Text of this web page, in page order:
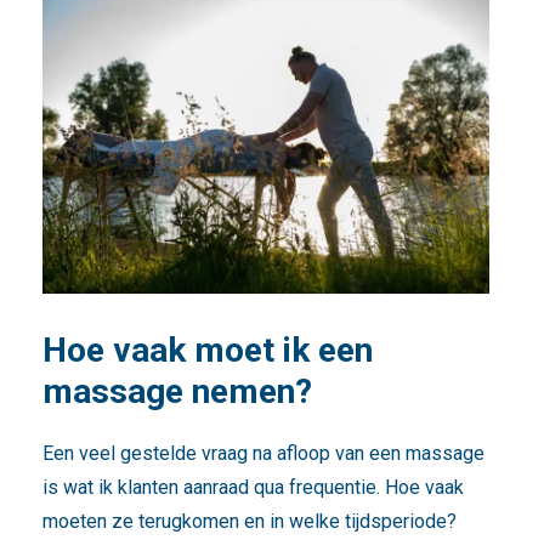
Hoe vaak moet ik een
massage nemen?
Een veel gestelde vraag na afloop van een massage
is wat ik klanten aanraad qua frequentie. Hoe vaak
moeten ze terugkomen en in welke tijdsperiode?